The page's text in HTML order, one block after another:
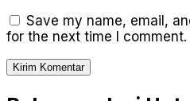
Save my name, email,
for the next time I comment.